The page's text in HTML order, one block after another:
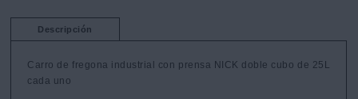
Descripción
Carro de fregona industrial con prensa NICK doble cubo de 25L
cada uno